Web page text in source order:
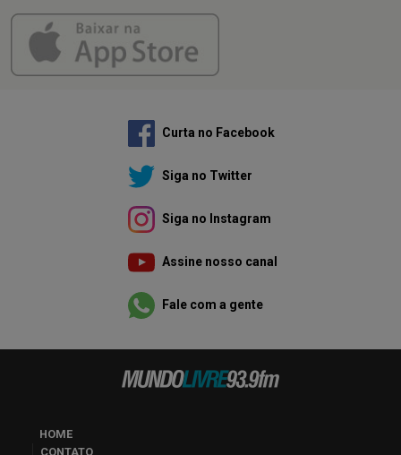
Curta no Facebook
Siga no Twitter
Siga no Instagram
Assine nosso canal
Fale com a gente
HOME
CONTATO